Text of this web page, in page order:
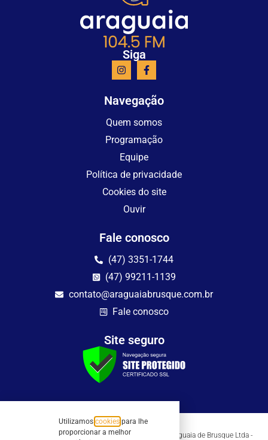
Siga
Navegação
Quem somos
Programação
Equipe
Política de privacidade
Cookies do site
Ouvir
Fale conosco
(47) 3351-1744
(47) 99211-1139
contato@araguaiabrusque.com.br
Fale conosco
Site seguro
Todos os direitos reservados - Sociedade Rádio Araguaia de Brusque Ltda -
Utilizamos cookies para lhe
proporcionar a melhor